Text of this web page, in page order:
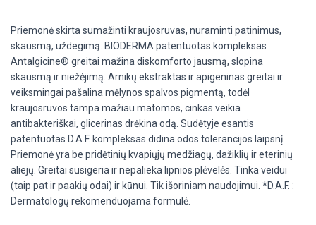
Priemonė skirta sumažinti kraujosruvas, nuraminti patinimus,
skausmą, uždegimą. BIODERMA patentuotas kompleksas
Antalgicine® greitai mažina diskomforto jausmą, slopina
skausmą ir niežėjimą. Arnikų ekstraktas ir apigeninas greitai ir
veiksmingai pašalina mėlynos spalvos pigmentą, todėl
kraujosruvos tampa mažiau matomos, cinkas veikia
antibakteriškai, glicerinas drėkina odą. Sudėtyje esantis
patentuotas D.A.F. kompleksas didina odos tolerancijos laipsnį.
Priemonė yra be pridėtinių kvapiųjų medžiagų, dažiklių ir eterinių
aliejų. Greitai susigeria ir nepalieka lipnios plėvelės. Tinka veidui
(taip pat ir paakių odai) ir kūnui. Tik išoriniam naudojimui. *D.A.F. :
Dermatologų rekomenduojama formulė.